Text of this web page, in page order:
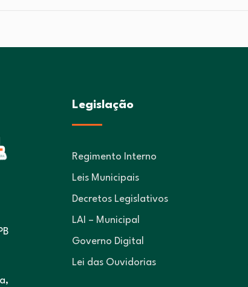
Legislação
Regimento Interno
Leis Municipais
Decretos Legislativos
LAI – Municipal
Governo Digital
Lei das Ouvidorias